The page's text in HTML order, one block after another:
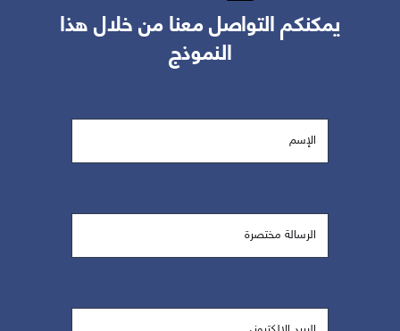
يمكنكم التواصل معنا من خلال هذا
النموذج